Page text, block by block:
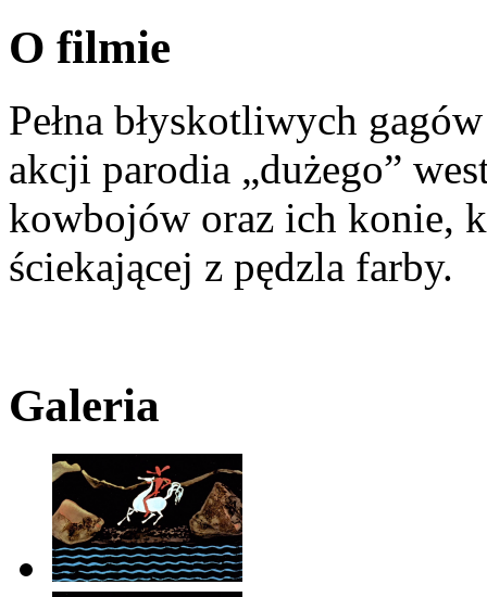
O filmie
Pełna błyskotliwych
akcji parodia „dużego”
kowbojów oraz ich konie,
ściekającej z pędzla farby.
Galeria